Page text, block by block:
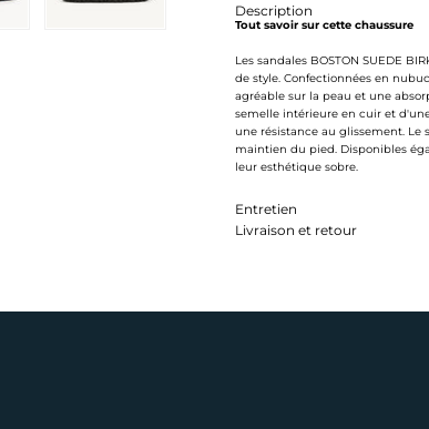
Description
Tout savoir sur cette chaussure
Les sandales BOSTON SUEDE
de style. Confectionnées en
agréable sur la peau et une
semelle intérieure en cuir et
une résistance au glissement.
maintien du pied. Disponibles
leur esthétique sobre.
Entretien
Livraison et retour